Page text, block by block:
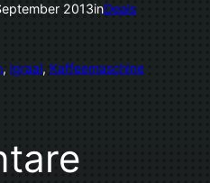
2013inDeals
, igraal, Kaffeemaschine